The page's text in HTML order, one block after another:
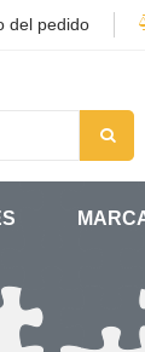
del pedido